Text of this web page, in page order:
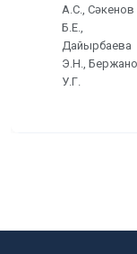
А.С., Сәкенов
Б.Е.,
Дайырбаева
Э.Н.,
У.Г.